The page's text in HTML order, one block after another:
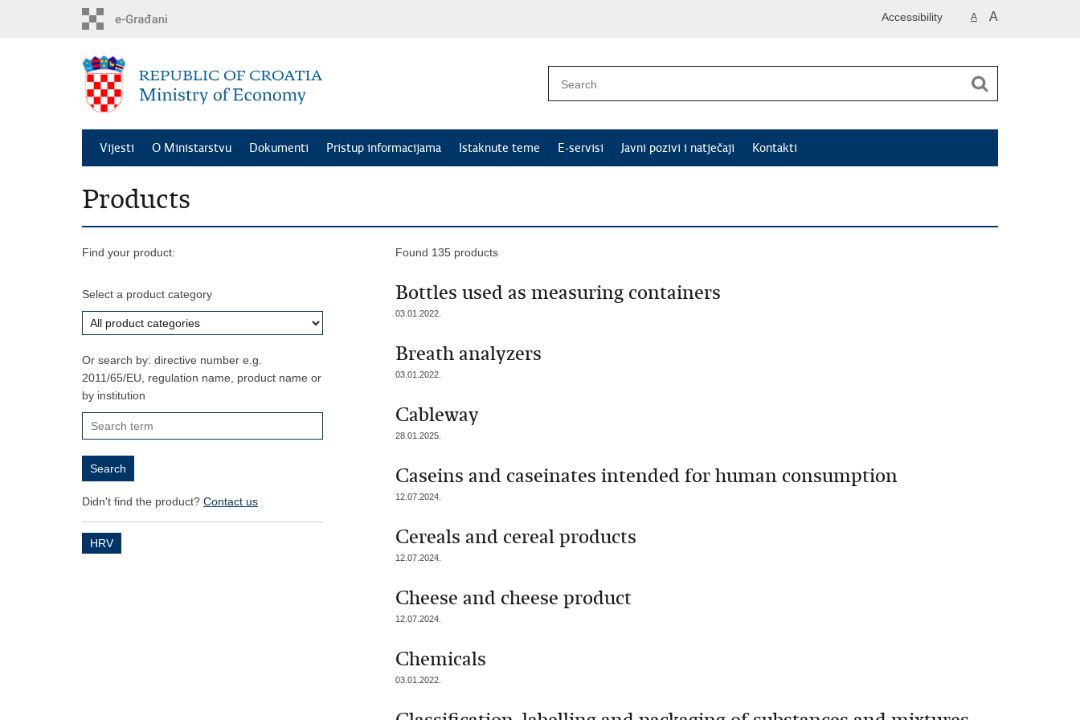
A A
Accessibility
Vijesti O Ministarstvu Dokumenti Pristup informacijama Istaknute teme E-servisi Javni pozivi i natječaji Kontakti
Products
Find your product:
Select a product category
Or search by: directive number e.g.
2011/65/EU, regulation name, product name or
by institution
Didn't find the product? Contact us
HRV
Found 135 products
Bottles used as measuring containers
03.01.2022.
Breath analyzers
03.01.2022.
Cableway
28.01.2025.
Caseins and caseinates intended for human consumption
12.07.2024.
Cereals and cereal products
12.07.2024.
Cheese and cheese product
12.07.2024.
Chemicals
03.01.2022.